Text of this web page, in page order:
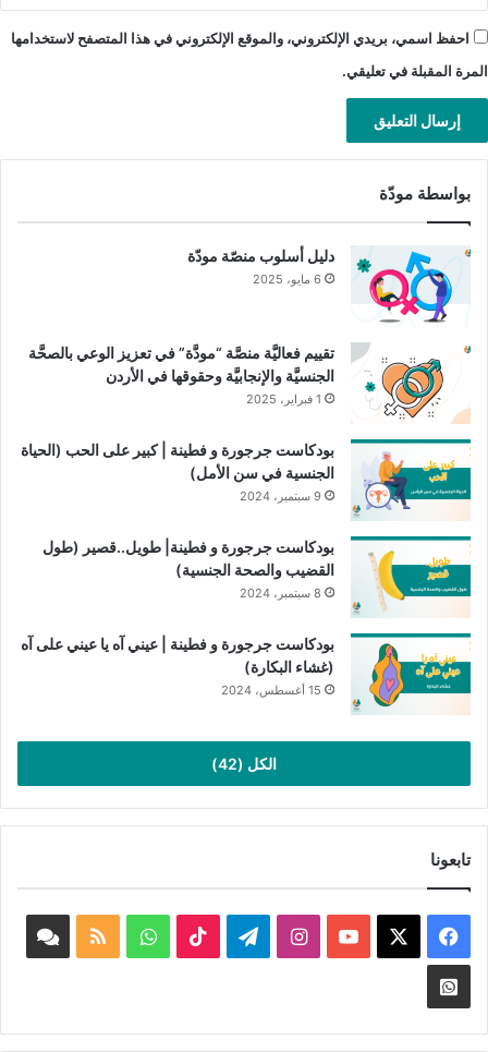
تويتر
Pinterest
الرغبة الجنسيَّة
مرحلة انقطاع الطمث
احفظ اسمي، بريدي الإلكتروني، والموقع الإلكتروني في هذا المتصفح لاستخدامها
المرة المقبلة في تعليقي.
بواسطة مودّة
دليل أسلوب منصّة مودّة
6 مايو، 2025
تقييم فعاليَّة منصَّة “مودَّة” في تعزيز الوعي بالصحَّة
الجنسيَّة والإنجابيَّة وحقوقها في الأردن
1 فبراير، 2025
بودكاست جرجورة و فطينة | كبير على الحب (الحياة
الجنسية في سن الأمل)
9 سبتمبر، 2024
بودكاست جرجورة و فطينة| طويل..قصير (طول
القضيب والصحة الجنسية)
8 سبتمبر، 2024
بودكاست جرجورة و فطينة | عيني آه يا عيني على آه
(غشاء البكارة)
15 أغسطس، 2024
الكل (42)
تابعونا
فيسبوك ‫YouTubeانستقرامتيلقرام ‫TikTokواتسابملخص
Whatsapp
Channel